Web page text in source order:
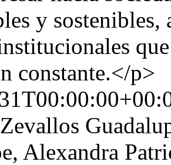
y
constante.</p>
Alexandra